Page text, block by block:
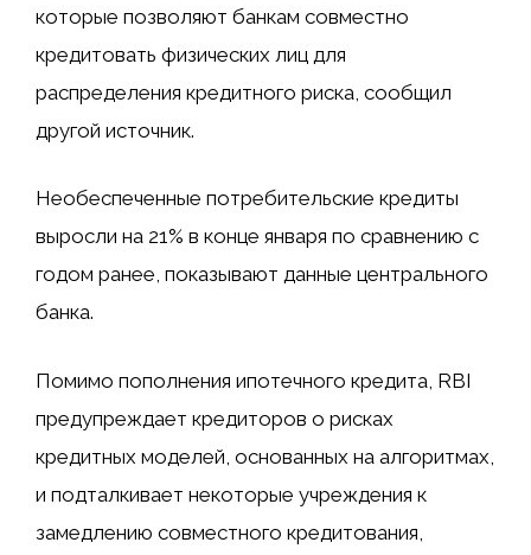
которые позволяют банкам совместно
кредитовать физических лиц для
распределения кредитного риска, сообщил
другой источник.
Необеспеченные потребительские кредиты
выросли на 21% в конце января по сравнению с
годом ранее, показывают данные центрального
банка.
Помимо пополнения ипотечного кредита, RBI
предупреждает кредиторов о рисках
кредитных моделей, основанных на алгоритмах,
и подталкивает некоторые учреждения к
замедлению совместного кредитования,